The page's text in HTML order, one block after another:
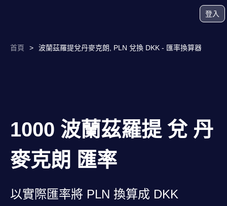
登入
首頁 > 波蘭茲羅提兌丹麥克朗, PLN 兌換 DKK - 匯率換算器
1000 波蘭茲羅提 兌 丹
麥克朗 匯率
以實際匯率將 PLN 換算成 DKK